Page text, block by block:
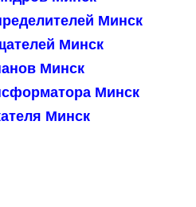
Минск
Минск
Минск
Минск
Минск